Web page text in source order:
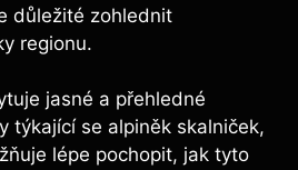
důležité zohlednit
regionu.
jasné a přehledné
týkající se alpiněk skalniček,
lépe pochopit, jak tyto